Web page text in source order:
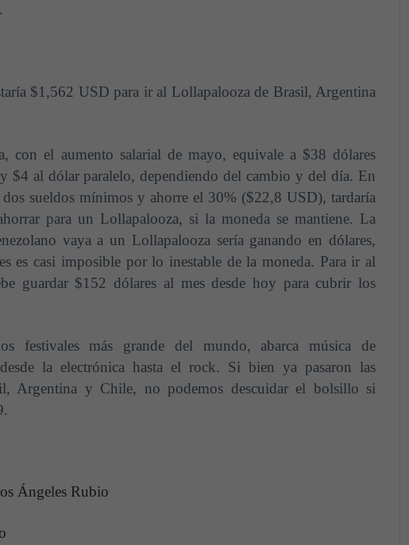
$1,562 USD para ir al Lollapalooza de Brasil, Argentina
con el aumento salarial de mayo, equivale a $38 dólares
$4 al dólar paralelo, dependiendo del cambio y del día. En
dos sueldos mínimos y ahorre el 30% ($22,8 USD), tardaría
para un Lollapalooza, si la moneda se mantiene. La
vaya a un Lollapalooza sería ganando en dólares,
es casi imposible por lo inestable de la moneda. Para ir al
guardar $152 dólares al mes desde hoy para cubrir los
festivales más grande del mundo, abarca música de
la electrónica hasta el rock. Si bien ya pasaron las
Argentina y Chile, no podemos descuidar el bolsillo si
Ángeles Rubio